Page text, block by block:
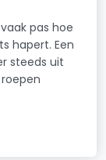
pas hoe
hapert. Een
steeds uit